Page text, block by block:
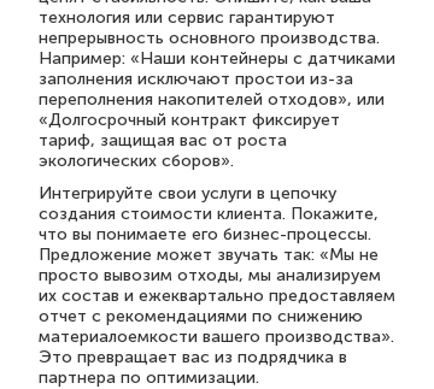
технология или сервис гарантируют
непрерывность основного производства.
Например: «Наши контейнеры с датчиками
заполнения исключают простои из-за
переполнения накопителей отходов», или
«Долгосрочный контракт фиксирует
тариф, защищая вас от роста
экологических сборов».
Интегрируйте свои услуги в цепочку
создания стоимости клиента. Покажите,
что вы понимаете его бизнес-процессы.
Предложение может звучать так: «Мы не
просто вывозим отходы, мы анализируем
их состав и ежеквартально предоставляем
отчет с рекомендациями по снижению
материалоемкости вашего производства».
Это превращает вас из подрядчика в
партнера по оптимизации.